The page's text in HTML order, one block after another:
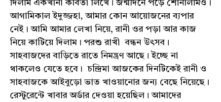
দিলাম একখানা কবিতা লিখে। জন্মদিনে পড়ে শোনালামও।
আগামিকাল ইদুজ্জহা, আমার কোন আয়োজনের ব্যপার
নেই। আমি আমার লেখা নিয়ে, রানী ওর পড়া আর কাজ
নিয়ে কাটিয়ে দিলাম। পরশু রাখী বন্ধন উৎসব।
সাহবাজদের বাড়িতে রাতে নিমন্ত্রণ আছে। ইচ্ছে না
থাকলেও যেতে হবে। চন্দ্রিমা আজকের দিনটিকেই রানী ও
সাহবাজকে আইবুড়ো ভাত খাওয়ানোর জন্য বেছে নিয়েছে।
রেস্টুরেন্টে খাবার অর্ডার দেওয়া হয়েছিল। আমাদের